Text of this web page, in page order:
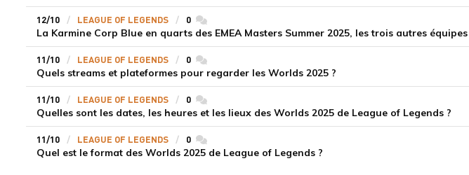
12/10 LEAGUE OF LEGENDS 0 commentaires
11/10 LEAGUE OF LEGENDS 0 commentaires
Quels streams et plateformes pour regarder les Worlds 2025 ?
11/10 LEAGUE OF LEGENDS 0 commentaires
Quelles sont les dates, les heures et les lieux des Worlds 2025 de League of Legends ?
11/10 LEAGUE OF LEGENDS 0 commentaires
Quel est le format des Worlds 2025 de League of Legends ?